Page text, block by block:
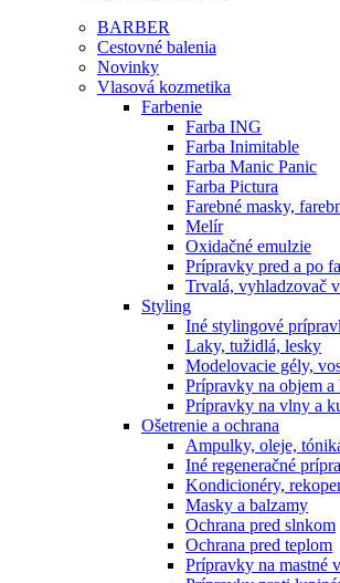
BARBER
Cestovné balenia
Novinky
Vlasová kozmetika
Farbenie
Farba ING
Farba Inimitable
Farba Manic Panic
Farba Pictura
Farebné masky,
Melír
Oxidačné emulzie
Prípravky pred a po
Trvalá, vyhladzovač
Styling
Iné stylingové
Laky, tužidlá, lesky
Modelovacie gély,
Prípravky na objem
Prípravky na vlny a
Ošetrenie a ochrana
Ampulky, oleje,
Iné regeneračné
Kondicionéry,
Masky a balzamy
Ochrana pred slnkom
Ochrana pred teplom
Prípravky na mastné